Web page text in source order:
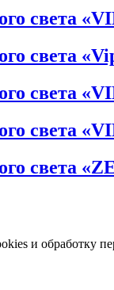
света
света
света
света
света
и обработку